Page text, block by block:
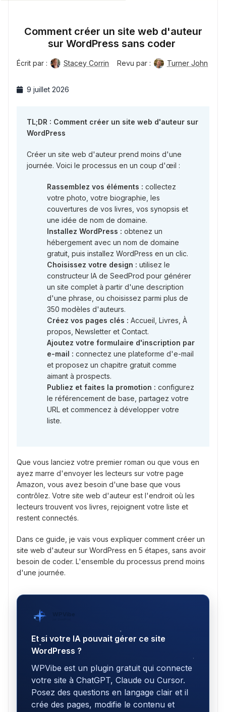
Comment créer un site web d'auteur
sur WordPress sans coder
Écrit par : Stacey Corrin Revu par : Turner John
9 juillet 2026
TL;DR : Comment créer un site web d'auteur sur
WordPress
Créer un site web d'auteur prend moins d'une
journée. Voici le processus en un coup d'œil :
Rassemblez vos éléments : collectez
votre photo, votre biographie, les
couvertures de vos livres, vos synopsis et
une idée de nom de domaine.
Installez WordPress : obtenez un
hébergement avec un nom de domaine
gratuit, puis installez WordPress en un clic.
Choisissez votre design : utilisez le
constructeur IA de SeedProd pour générer
un site complet à partir d'une description
d'une phrase, ou choisissez parmi plus de
350 modèles d'auteurs.
Créez vos pages clés : Accueil, Livres, À
propos, Newsletter et Contact.
Ajoutez votre formulaire d'inscription par
e-mail : connectez une plateforme d'e-mail
et proposez un chapitre gratuit comme
aimant à prospects.
Publiez et faites la promotion : configurez
le référencement de base, partagez votre
URL et commencez à développer votre
liste.
Que vous lanciez votre premier roman ou que vous en
ayez marre d'envoyer les lecteurs sur votre page
Amazon, vous avez besoin d'une base que vous
contrôlez. Votre site web d'auteur est l'endroit où les
lecteurs trouvent vos livres, rejoignent votre liste et
restent connectés.
Dans ce guide, je vais vous expliquer comment créer un
site web d'auteur sur WordPress en 5 étapes, sans avoir
besoin de coder. L'ensemble du processus prend moins
d'une journée.
WPVibe
Et si votre IA pouvait gérer ce site
WordPress ?
WPVibe est un plugin gratuit qui connecte
votre site à ChatGPT, Claude ou Cursor.
Posez des questions en langage clair et il
crée des pages, modifie le contenu et